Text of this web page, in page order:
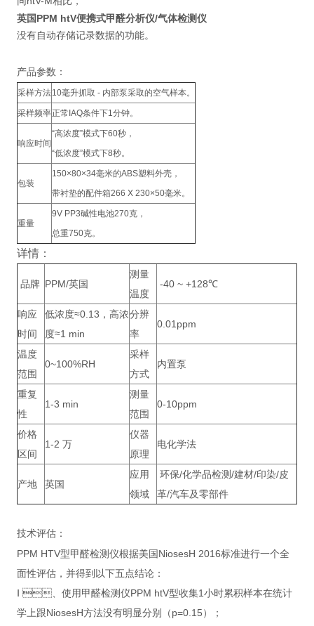
英国PPM htV便携式甲醛分析仪/气体检测仪
没有自动存储记录数据的功能。
产品参数：
采样方法10毫升抓取 - 内部泵采取的空气样本。
采样频率正常 IAQ条件下1分钟。
响应时间
“高浓度”模式下60秒，
“低浓度”模式下8秒。
包装
150×80×34毫米的ABS塑料外壳，
带衬垫的配件箱266 X 230×50毫米。
重量
9V PP3碱性电池270克，
总重750克。
详情：
品牌 PPM/英国
测量
温度
-40 ~ +128℃
响应
时间
低浓度≈0.13，高浓
度≈1 min
分辨
率
0.01ppm
温度
范围
0~100%RH
采样
方式
内置泵
重复
性
1-3 min
测量
范围
0-10ppm
价格
区间
1-2 万
仪器
原理
电化学法
产地 英国
应用
领域
环保/化学品检测/建材/印染/皮
革/汽车及零部件
技术评估：
PPM HTV型甲醛检测仪根据美国NiosesH 2016标准进行一个全
面性评估，并得到以下五点结论：
Ⅰ 、使用甲醛检测仪PPM htV型收集1小时累积样本在统计
学上跟NiosesH方法没有明显分别（p=0.15）；